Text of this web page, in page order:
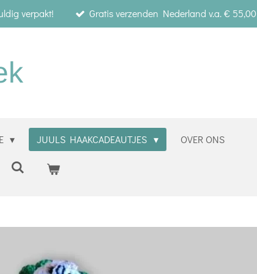
verpakt! Gratis verzenden Nederland v.a. € 55,00
JUULS HAAKCADEAUTJES OVER ONS